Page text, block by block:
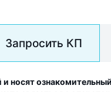
Запросить КП
носят